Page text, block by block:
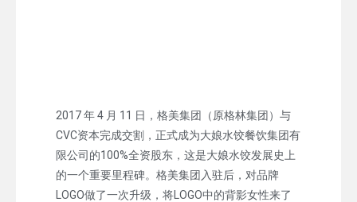
2017 年 4 月 11 日，格美集团（原格林集团）与
CVC资本完成交割，正式成为大娘水饺餐饮集团有
限公司的100%全资股东，这是大娘水饺发展史上
的一个重要里程碑。格美集团入驻后，对品牌
LOGO做了一次升级，将LOGO中的背影女性来了